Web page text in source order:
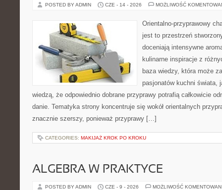
POSTED BY ADMIN CZE - 14 - 2026 MOŻLIWOŚĆ
Orientalno-przyprawowy
jest to przestrzeń
doceniają intensywne
kulinarne inspiracje z
baza wiedzy, która może
pasjonatów kuchni świata,
wiedzą, że odpowiednio dobrane przyprawy potrafią całkowicie
danie. Tematyka strony koncentruje się wokół orientalnych
znacznie szerszy, ponieważ przyprawy […]
CATEGORIES: MAKIJAŻ KROK PO KROKU
ALGEBRA W PRAKTYCE
POSTED BY ADMIN CZE - 9 - 2026 MOŻLIWOŚĆ